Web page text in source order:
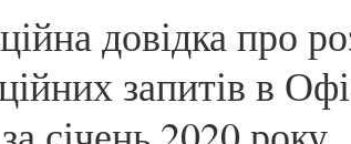
довідка про
запитів в